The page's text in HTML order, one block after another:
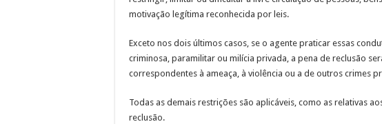
motivação legítima reconhecida por leis.
Exceto nos dois últimos casos, se o agente praticar essas
criminosa, paramilitar ou milícia privada, a pena de reclusão
correspondentes à ameaça, à violência ou a de outros crimes
Todas as demais restrições são aplicáveis, como as relativas
reclusão.